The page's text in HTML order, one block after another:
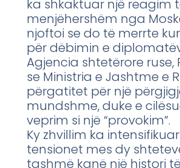
ka shkaktuar një reagim
menjëhershëm nga
njoftoi se do të merrte
për dëbimin e
Agjencia shtetërore ruse,
se Ministria e Jashtme e
përgatitet për një
mundshme, duke e
veprim si një “provokim”.
Ky zhvillim ka
tensionet mes dy
tashmë kanë një histori